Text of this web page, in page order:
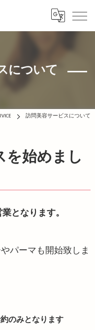
について
訪問美容サービスについて
となります。
パーマも開始致しま
のみとなります